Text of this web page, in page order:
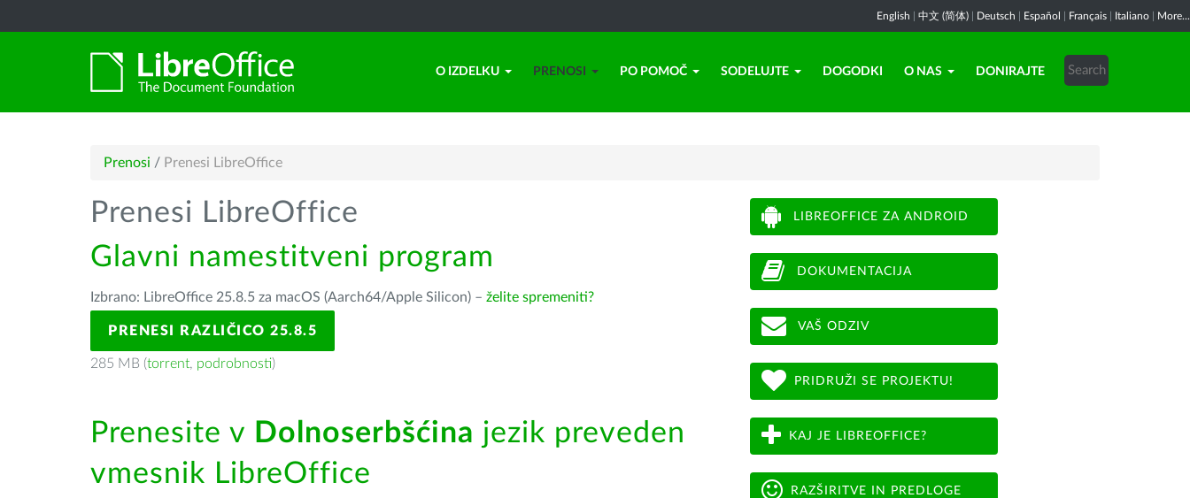
English 中文 (简体) Deutsch Español Français Italiano More...
O IZDELKU PRENOSI PO POMOČ SODELUJTE DOGODKI O NAS DONIRAJTE
Prenosi / Prenesi LibreOffice
Prenesi LibreOffice
Glavni namestitveni program
Izbrano: LibreOffice 25.8.5 za macOS (Aarch64/Apple Silicon) – želite spremeniti?
PRENESI RAZLIČICO 25.8.5
285 MB (torrent, podrobnosti)
Prenesite v Dolnoserbšćina jezik preveden
vmesnik LibreOffice
LIBREOFFICE ZA ANDROID
DOKUMENTACIJA
VAŠ ODZIV
PRIDRUŽI SE PROJEKTU!
KAJ JE LIBREOFFICE?
RAZŠIRITVE IN PREDLOGE